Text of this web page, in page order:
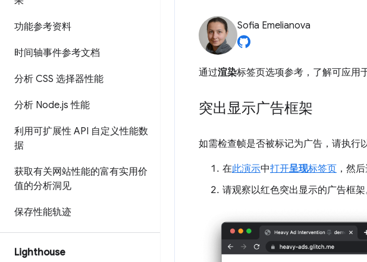
功能参考资料
时间轴事件参考文档
分析 CSS 选择器性能
分析 Node.js 性能
利用可扩展性 API 自定义性能数
据
获取有关网站性能的富有实用价
值的分析洞见
保存性能轨迹
Lighthouse
Sofia Emelianova
通过渲染标签页选项参考，了解可应用
突出显示广告框架
如需检查帧是否被标记为广告，请执行
在此演示中打开呈现标签页 ，然
请观察以红色突出显示的广告框架